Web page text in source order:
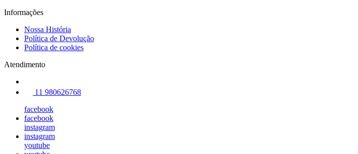
Informações
Nossa História
Política de Devolução
Política de cookies
Atendimento
11 980626768
facebook
facebook
instagram
instagram
youtube